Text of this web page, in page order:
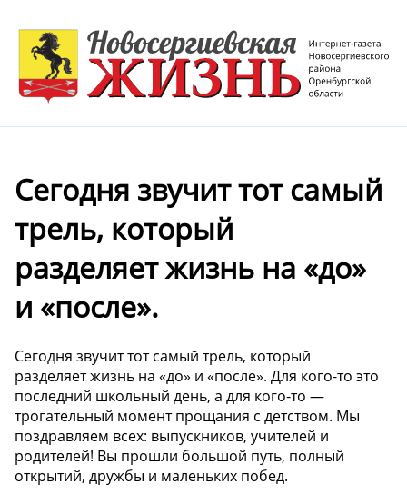
Сегодня звучит тот самый
трель, который
разделяет жизнь на «до»
и «после».
Сегодня звучит тот самый трель, который
разделяет жизнь на «до» и «после». Для кого-то это
последний школьный день, а для кого-то —
трогательный момент прощания с детством. Мы
поздравляем всех: выпускников, учителей и
родителей! Вы прошли большой путь, полный
открытий, дружбы и маленьких побед.